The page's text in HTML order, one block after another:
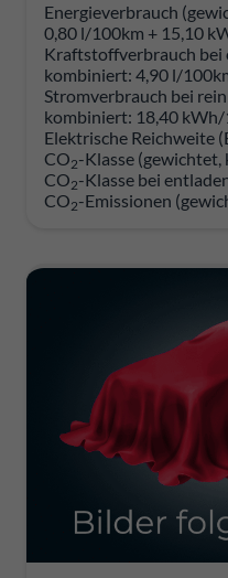
Energieverbrauch
0,80 l/100km + 15,10
Kraftstoffverbrauch bei
kombiniert: 4,90 l/
Stromverbrauch bei
kombiniert: 18,40
Elektrische Reichweite
CO2-Klasse
CO2-Klasse bei
CO2-Emissionen